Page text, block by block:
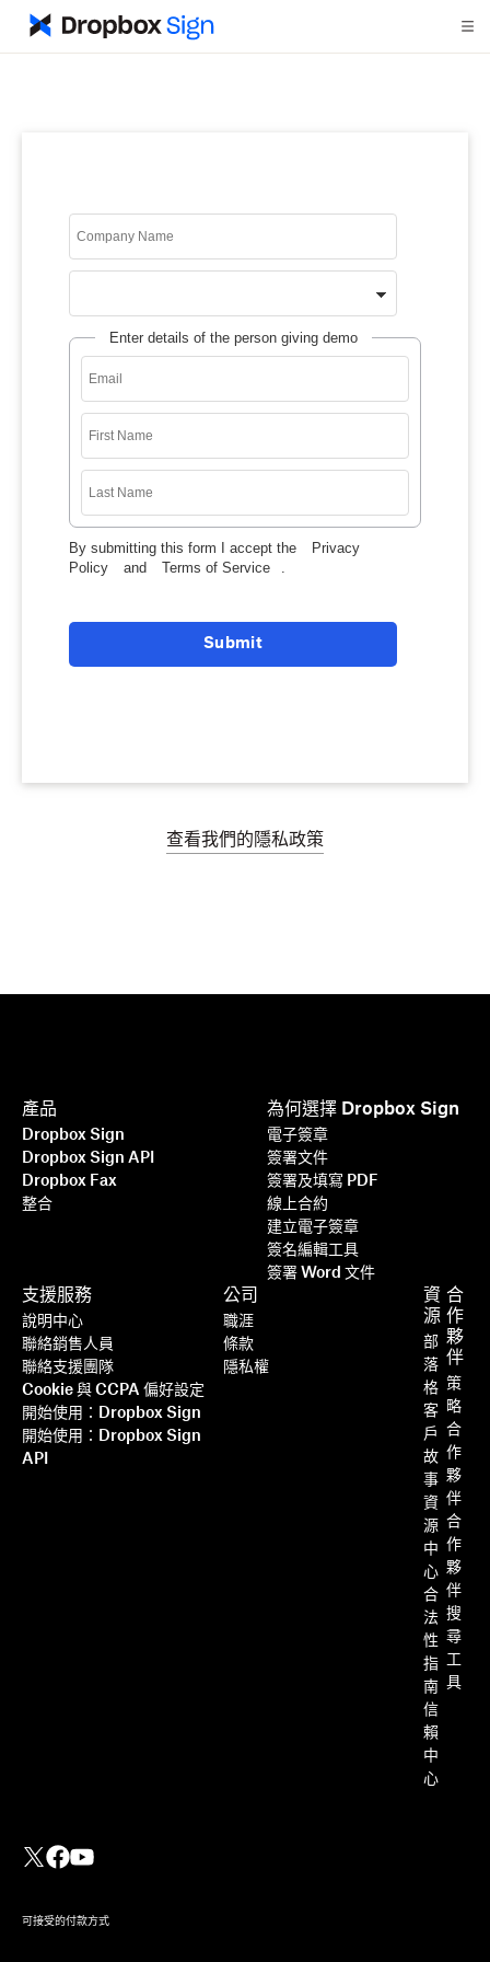
Enter details of the person giving demo
By submitting this form I accept the
Privacy
Policy
and Terms of Service
Submit
查看我們的隱私政策
更高效、更智慧、更安全：
Dropbox Sign 如何在 2025 年推
動企業加速成長
閱讀詳情
Rails 整合：逐步教學
產品
Dropbox Sign
Dropbox Sign API
Dropbox Fax
整合
為何選擇 Dropbox Sign
電子簽章
簽署文件
簽署及填寫 PDF
線上合約
建立電子簽章
簽名編輯工具
簽署 Word 文件
支援服務
說明中心
聯絡銷售人員
聯絡支援團隊
Cookie 與 CCPA 偏好設定
開始使用：Dropbox Sign
開始使用：Dropbox Sign
API
資
源
部
落
格
客
戶
故
事
資
源
中
心
合
法
性
指
南
信
賴
中
心
合
作
夥
伴
策
略
合
作
夥
伴
合
作
夥
伴
搜
尋
工
具
公司
職涯
條款
隱私權
可接受的付款方式